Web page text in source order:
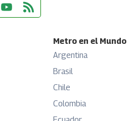
Metro en el Mundo
Argentina
Brasil
Chile
Colombia